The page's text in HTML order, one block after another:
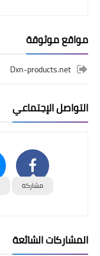
مواقع موثوقة
Dxn-products.net
التواصل الإجتماعي
مشاركة
المشاركات الشائعة